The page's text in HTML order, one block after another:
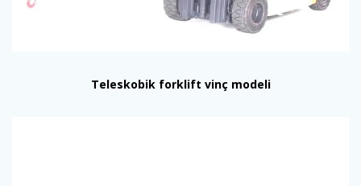
Teleskobik forklift vinç modeli